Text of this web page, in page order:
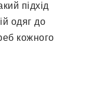
підхід
одяг до
кожного